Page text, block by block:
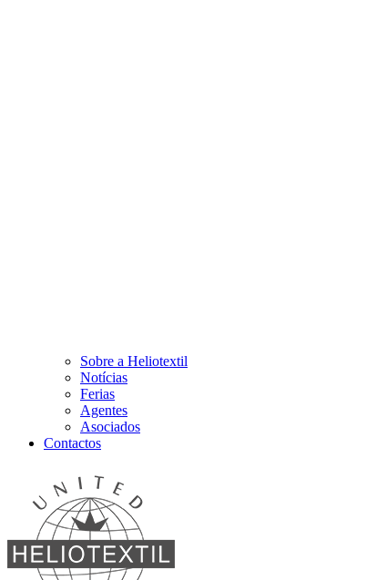
Sobre a Heliotextil
Notícias
Ferias
Agentes
Asociados
Contactos